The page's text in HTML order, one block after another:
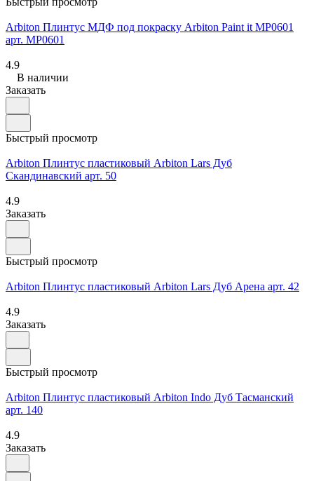
Arbiton Плинтус МДФ под покраску Arbiton Paint it MP0601
арт. MP0601
4.9
В наличии
Заказать
Быстрый просмотр
Arbiton Плинтус пластиковый Arbiton Lars Дуб
Скандинавский арт. 50
4.9
Заказать
Быстрый просмотр
Arbiton Плинтус пластиковый Arbiton Lars Дуб Арена арт. 42
4.9
Заказать
Быстрый просмотр
Arbiton Плинтус пластиковый Arbiton Indo Дуб Тасманский
арт. 140
4.9
Заказать